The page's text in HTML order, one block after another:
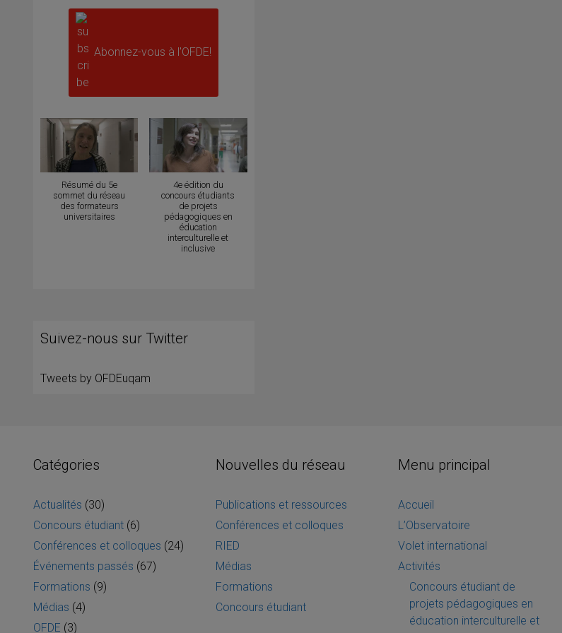
Abonnez-vous à l'OFDE!
Résumé du 5e
sommet du réseau
des formateurs
universitaires
4e édition du
concours étudiants
de projets
pédagogiques en
éducation
interculturelle et
inclusive
Suivez-nous sur Twitter
Tweets by OFDEuqam
Catégories
Actualités (30)
Concours étudiant (6)
Conférences et colloques (24)
Événements passés (67)
Formations (9)
Médias (4)
OFDE (3)
Nouvelles du réseau
Publications et ressources
Conférences et colloques
RIED
Médias
Formations
Concours étudiant
Menu principal
Accueil
L’Observatoire
Volet international
Activités
Concours étudiant de
projets pédagogiques en
éducation interculturelle et